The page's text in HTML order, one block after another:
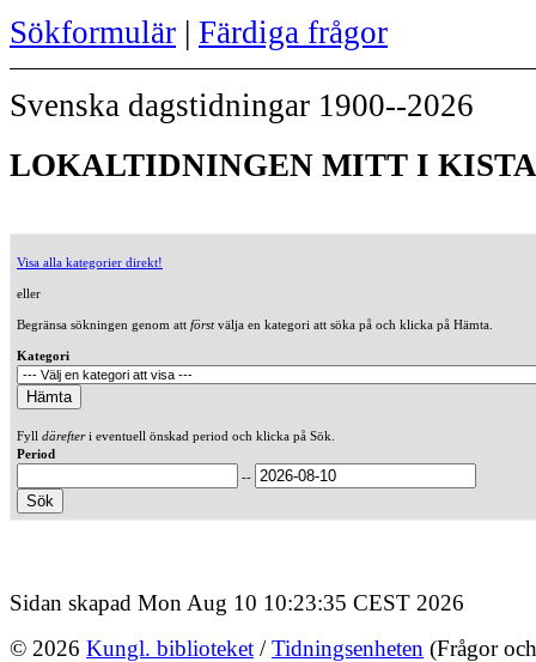
Sökformulär | Färdiga frågor
Svenska dagstidningar 1900--2026
LOKALTIDNINGEN MITT I KISTA
Visa alla kategorier direkt!
eller
Begränsa sökningen genom att förstvälja en kategori att söka på och klicka på Hämta.
Kategori
Fyll därefteri eventuell önskad period och klicka på Sök.
Period
--
Sidan skapad Mon Aug 10 10:23:35 CEST 2026
© 2026 Kungl. biblioteket /Tidningsenheten (Frågor